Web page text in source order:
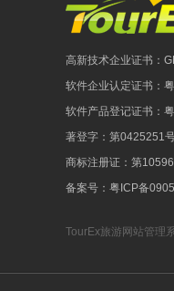
高新技术企业证书：
软件企业认定证书：
软件产品登记证书：
著登字：第0425251
商标注册证：第
备案号：粤ICP备
TourEx旅游网站管理